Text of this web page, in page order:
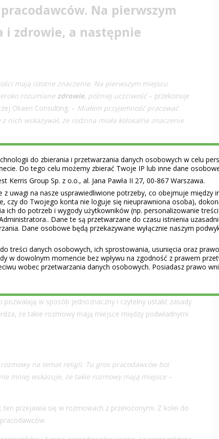
Na pierwszym
i zdrowie, a następnie
mają istotne znaczenie. Na pierwszym miejscu
rozumiane zdrowie, później uczciwość – przekonuje
Okaeri Consulting. – Miałem przyjemność pracować
nich wskazywał, że rodzina miała kolosalne znaczenie
wbrew dość powszechnej opinii wyższe wartości, w tym
Poproszeni o wskazanie trzech wartości, które
w biznesie, obie grupy najczęściej wskazywały „uczciwe
i 38 proc. zatrudnionych.
o inne wartości. Dla pracowników ważna jest
pracodawców – tylko 1 proc. To jest granica błędu
na temat wyznawanych wartości. Eksperci
w sposób jednoznaczny i czytelny ustalić zasady
że takie rozmowy mają miejsce między podwładnymi
na temat religii. Tu gros pracodawców boi
mniej wskazuje, że takie rozmowy mają miejsce –
przejawia się w rozmowach z przełożonymi. Z kolei do
do zbierania i przetwarzania danych osobowych w celu
Do tego celu możemy zbierać Twoje IP lub inne dane
Group Sp. z o.o., al. Jana Pawła II 27, 00-867 Warszawa.
z uwagi na nasze usprawiedliwione potrzeby, co obejmuje między
czy do Twojego konta nie loguje się nieuprawniona osoba),
ich do potrzeb i wygody użytkowników (np. personalizowanie
Dane te są przetwarzane do czasu istnienia
Dane osobowe będą przekazywane wyłącznie naszym
treści danych osobowych, ich sprostowania, usunięcia oraz
w dowolnym momencie bez wpływu na zgodność z prawem
wobec przetwarzania danych osobowych. Posiadasz prawo